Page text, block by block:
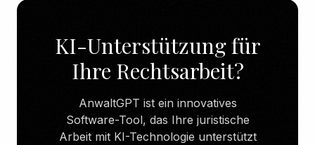
KI-Unterstützung für
Ihre Rechtsarbeit?
AnwaltGPT ist ein innovatives
Software-Tool, das Ihre juristische
Arbeit mit KI-Technologie unterstützt